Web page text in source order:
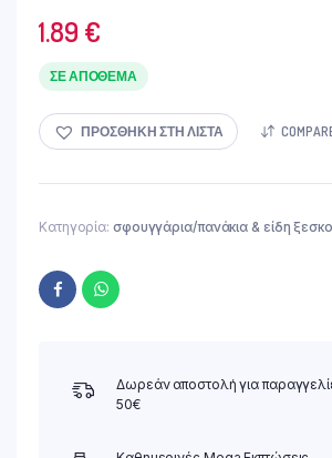
1.89 €
ΣΕ ΑΠΌΘΕΜΑ
ΠΡΟΣΘΉΚΗ ΣΤΗ ΛΊΣΤΑ
Κατηγορία: σφουγγάρια/πανάκια & είδη
Δωρεάν αποστολή για
50€